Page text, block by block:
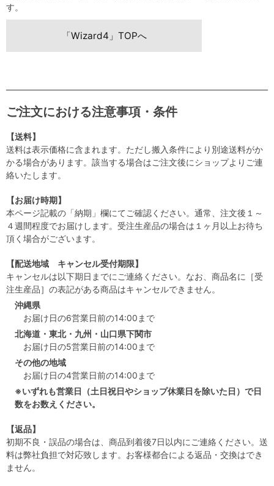
す。
「Wizard4」TOPへ
ご注文における注意事項・条件
【送料】
送料は表示価格に含まれます。ただし搬入条件により別途送料がか
かる場合があります。該当する場合はご注文後にショップよりご連
絡いたします。
【お届け時期】
本ページ記載の「納期」欄にてご確認ください。通常、注文後１～
４週間程度でお届けします。受注生産品の場合は１ヶ月以上お待ち
頂く場合がございます。
【配送地域 キャンセル受付期限】
キャンセルは以下期日までにご連絡ください。なお、商品名に［受
注生産品］の表記がある商品はキャンセルできません。
沖縄県
お届け日の6営業日前の14:00まで
北海道・東北・九州・山口県下関市
お届け日の5営業日前の14:00まで
その他の地域
お届け日の4営業日前の14:00まで
※いずれも営業日（土日祝日やショップ休業日を除いた日）で日
数をお数えください。
【返品】
初期不良・誤品の場合は、商品到着後7日以内にご連絡ください。送
料は弊社負担で対応致します。お客様都合による返品・交換はでき
ません。